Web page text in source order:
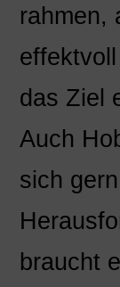
rahmen,
das Ziel
Auch
sich
braucht